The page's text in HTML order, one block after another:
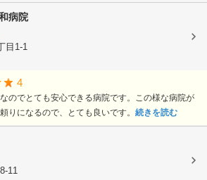
病院
目1-1
4
のでとても安心できる病院です。この様な病院が
りになるので、とても良いです。 続きを読む
11